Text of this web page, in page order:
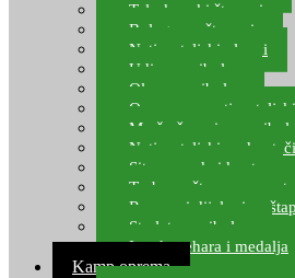
Teleskopski štapovi
Bolognese štapovi
Natjecateljski plovci
Udice za ribolov
Olovo za ribolov
Oprema za
Mreže čuvarice za
Natjecateljski podmetači
Sito, posude i kante
Torbe za štapove –
Rezervni dijelovi za
Starlete za ribolov
Izrada pehara i medalja
Kamp oprema